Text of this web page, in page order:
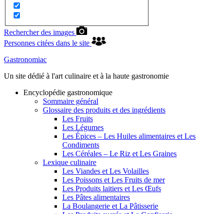
Rechercher des images
Personnes citées dans le site
Gastronomiac
Un site dédié à l'art culinaire et à la haute gastronomie
Encyclopédie gastronomique
Sommaire général
Glossaire des produits et des ingrédients
Les Fruits
Les Légumes
Les Épices – Les Huiles alimentaires et Les
Condiments
Les Céréales – Le Riz et Les Graines
Lexique culinaire
Les Viandes et Les Volailles
Les Poissons et Les Fruits de mer
Les Produits laitiers et Les Œufs
Les Pâtes alimentaires
La Boulangerie et La Pâtisserie